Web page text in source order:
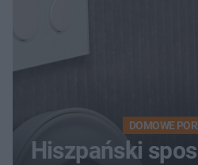
DOMOWE
Hiszpański